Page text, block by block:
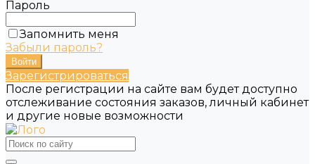
Пароль
Запомнить меня
Забыли пароль?
Зарегистрироваться
После регистрации на сайте вам будет доступно
отслеживание состояния заказов, личный кабинет
и другие новые возможности